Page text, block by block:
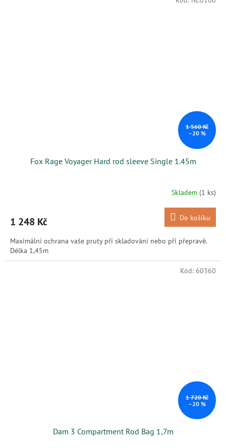
1 560 Kč
–20 %
Fox Rage Voyager Hard rod sleeve Single 1.45m
Skladem (1 ks)
1 248 Kč Do košíku
Maximální ochrana vaše pruty při skladování nebo při přepravě.
Délka 1,45m
1 720 Kč
–20 %
Dam 3 Compartment Rod Bag 1,7m
Kód: 60360